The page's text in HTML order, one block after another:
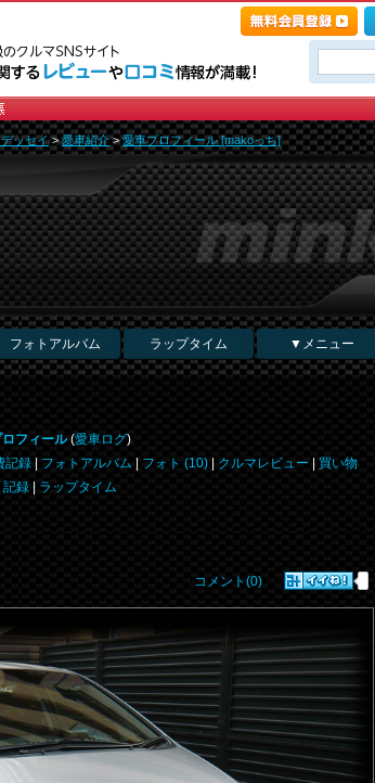
ッセイ>愛車紹介>愛車プロフィール [makoっち]
フォトアルバム ラップタイム ▼メニュー
ロフィール(愛車ログ)
記録| フォトアルバム フォト (10)| クルマレビュー
買い物
記録| ラップタイム
コメント(0)